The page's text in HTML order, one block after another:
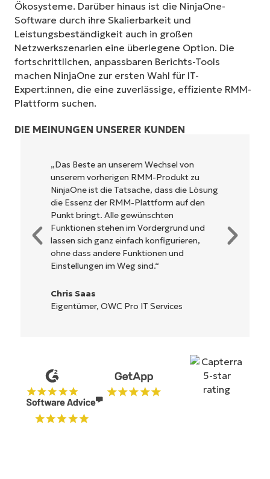
Ökosysteme. Darüber hinaus ist die NinjaOne-
Software durch ihre Skalierbarkeit und
Leistungsbeständigkeit auch in großen
Netzwerkszenarien eine überlegene Option. Die
fortschrittlichen, anpassbaren Berichts-Tools
machen NinjaOne zur ersten Wahl für IT-
Expert:innen, die eine zuverlässige, effiziente RMM-
Plattform suchen.
DIE MEINUNGEN UNSERER KUNDEN
NinjaOne ist unglaublich leicht zu bedienen
und kombiniert ein schnelles Interface mit
leistungsstarken Funktionen im Backend.
Es muss nicht erst kompliziert eingerichtet
werden und verzichtet auf eine komplexe
Steuerung. Alle Optionen und Tools sind
klar beschrieben, einfach zu verstehen und
die Benutzeroberfläche ist leicht zu
bedienen.
Ryan Reiffenberger
Reiffenberger.NET Technology Solutions
Starten Sie Ihre 14-tägige
Testversion
Keine Kreditkarte erforderlich, voller Zugriff auf